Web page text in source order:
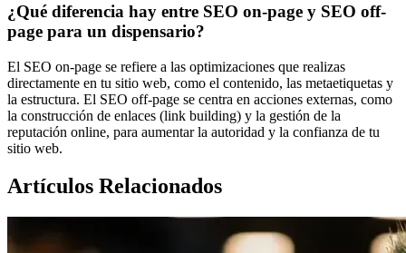
¿Qué diferencia hay entre SEO on-page y SEO off-
page para un dispensario?
El SEO on-page se refiere a las optimizaciones que realizas
directamente en tu sitio web, como el contenido, las metaetiquetas y
la estructura. El SEO off-page se centra en acciones externas, como
la construcción de enlaces (link building) y la gestión de la
reputación online, para aumentar la autoridad y la confianza de tu
sitio web.
Artículos Relacionados